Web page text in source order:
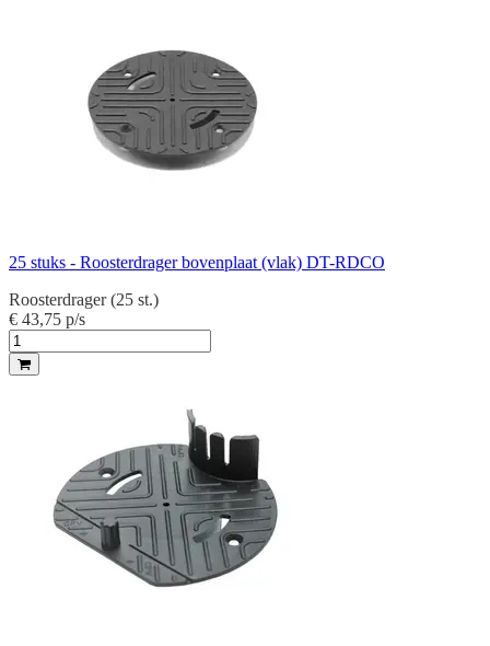
25 stuks - Roosterdrager bovenplaat (vlak) DT-RDCO
Roosterdrager (25 st.)
€ 43,75 p/s